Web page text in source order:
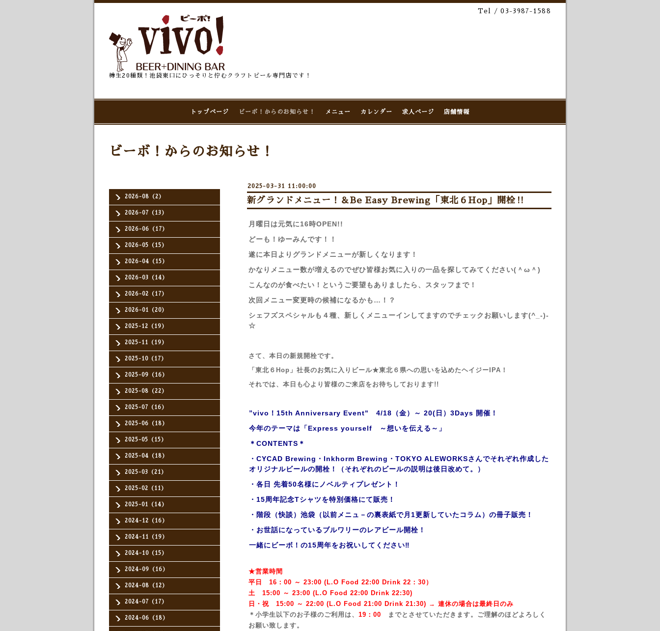
Tel / 03-3987-1588
樽生20種類！池袋東口にひっそりと佇むクラフトビール専門店です！
トップページ ビーボ！からのお知らせ！ メニュー カレンダー 求人ページ 店舗情報
2026-08（2）
2026-07（13）
2026-06（17）
2026-05（15）
2026-04（15）
2026-03（14）
2026-02（17）
2026-01（20）
2025-12（19）
2025-11（19）
2025-10（17）
2025-09（16）
2025-08（22）
2025-07（16）
2025-06（18）
2025-05（15）
2025-04（18）
2025-03（21）
2025-02（11）
2025-01（14）
2024-12（16）
2024-11（19）
2024-10（15）
2024-09（16）
2024-08（12）
2024-07（17）
2024-06（18）
ビーボ！からのお知らせ！
2025-03-31 11:00:00
新グランドメニュー！＆Be Easy Brewing「東北６Hop」開栓‼
月曜日は元気に16時OPEN!!
どーも！ゆーみんです！！
遂に本日よりグランドメニューが新しくなります！
かなりメニュー数が増えるのでぜひ皆様お気に入りの一品を探してみてください(＾ω＾)
こんなのが食べたい！というご要望もありましたら、スタッフまで！
次回メニュー変更時の候補になるかも…！？
シェフズスペシャルも４種、新しくメニューインしてますのでチェックお願いします(^_-)-
☆
さて、本日の新規開栓です。
「東北６Hop」社長のお気に入りビール★東北６県への思いを込めたヘイジーIPA！
それでは、本日も心より皆様のご来店をお待ちしております!!
”vivo！15th Anniversary Event" 4/18（金）～ 20(日）3Days 開催！
今年のテーマは「Express yourself ～想いを伝える～」
＊CONTENTS＊
・CYCAD Brewing・Inkhorm Brewing・TOKYO ALEWORKSさんでそれぞれ作成した
オリジナルビールの開栓！（それぞれのビールの説明は後日改めて。）
・各日 先着50名様にノベルティプレゼント！
・15周年記念Tシャツを特別価格にて販売！
・階段（快談）池袋（以前メニュ－の裏表紙で月1更新していたコラム）の冊子販売！
・お世話になっているブルワリーのレアビール開栓！
一緒にビーボ！の15周年をお祝いしてください‼
★営業時間
平日 16：00 ～ 23:00 (L.O Food 22:00 Drink 22：30）
土 15:00 ～ 23:00 ( L.O Food 22:00 Drink 22:30)
日・祝 15:00 ～ 22:00 ( L.O Food 21:00 Drink 21:30) → 連休の場合は最終日のみ
＊小学生以下のお子様のご利用は、 19：00
までとさせていただきます。ご理解のほどよろしく
お願い致します。